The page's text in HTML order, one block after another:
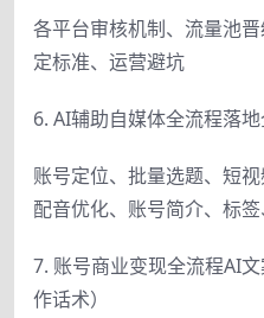
各平台审核机制、流量池
定标准、运营避坑
6. AI辅助自媒体全流程落
账号定位、批量选题、短
配音优化、账号简介、标
7. 账号商业变现全流程AI
作话术）